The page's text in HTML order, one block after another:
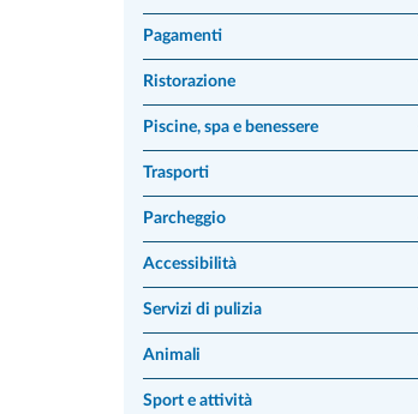
Pagamenti
Ristorazione
Piscine, spa e benessere
Trasporti
Parcheggio
Accessibilità
Servizi di pulizia
Animali
Sport e attività